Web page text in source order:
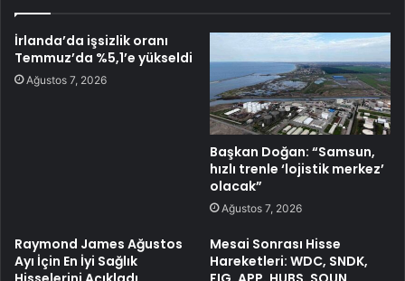
İrlanda’da işsizlik oranı
Temmuz’da %5,1’e yükseldi
Ağustos 7, 2026
Başkan Doğan: “Samsun,
hızlı trenle ‘lojistik merkez’
olacak”
Ağustos 7, 2026
Raymond James Ağustos
Ayı İçin En İyi Sağlık
Mesai Sonrası Hisse
Hareketleri: WDC, SNDK,